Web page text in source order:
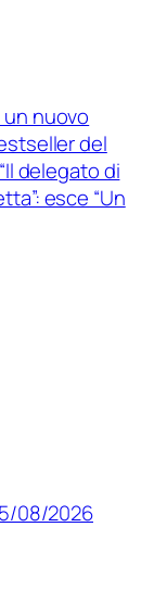
un nuovo
del
delegato di
esce “Un
08/2026